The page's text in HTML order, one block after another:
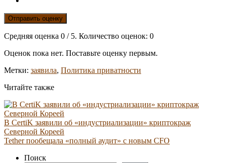
Отправить оценку
Средняя оценка 0 / 5. Количество оценок: 0
Оценок пока нет. Поставьте оценку первым.
Метки: заявила, Политика приватности
Читайте также
В CertiK заявили об «индустриализации» криптокраж
Северной Кореей
Tether пообещала «полный аудит» с новым CFO
Поиск